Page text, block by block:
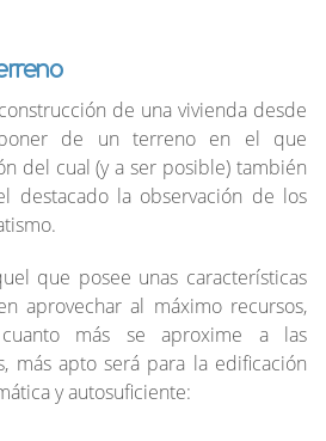
de una vivienda desde
de un terreno en el que
del cual (y a ser posible) también
destacado la observación de los
que posee unas características
aprovechar al máximo recursos,
más se aproxime a las
más apto será para la edificación
y autosuficiente: